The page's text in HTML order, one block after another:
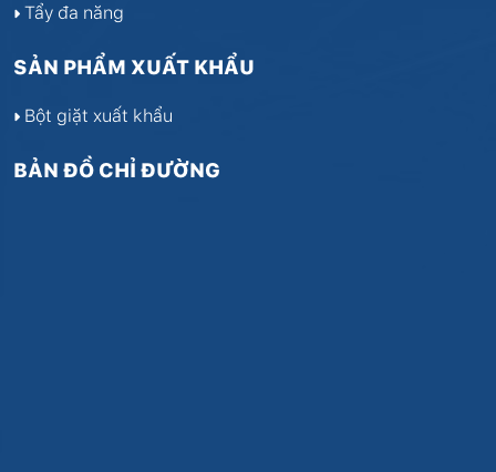
Tẩy đa năng
SẢN PHẨM XUẤT KHẨU
Bột giặt xuất khẩu
BẢN ĐỒ CHỈ ĐƯỜNG